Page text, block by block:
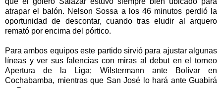
atrapar el balón. Nelson Sossa a los 46 minutos perdió la
oportunidad de descontar, cuando tras eludir al arquero
remató por encima del pórtico.
Para ambos equipos este partido sirvió para ajustar algunas
líneas y ver sus falencias con miras al debut en el torneo
Apertura de la Liga; Wilstermann ante Bolívar en
Cochabamba, mientras que San José lo hará ante Guabirá